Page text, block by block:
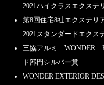
2021ハイクラスエクステ
第8回住宅8社エクステリ
2021スタンダードエクス
三協アルミ WONDER
ド部門シルバー賞
WONDER EXTERIOR